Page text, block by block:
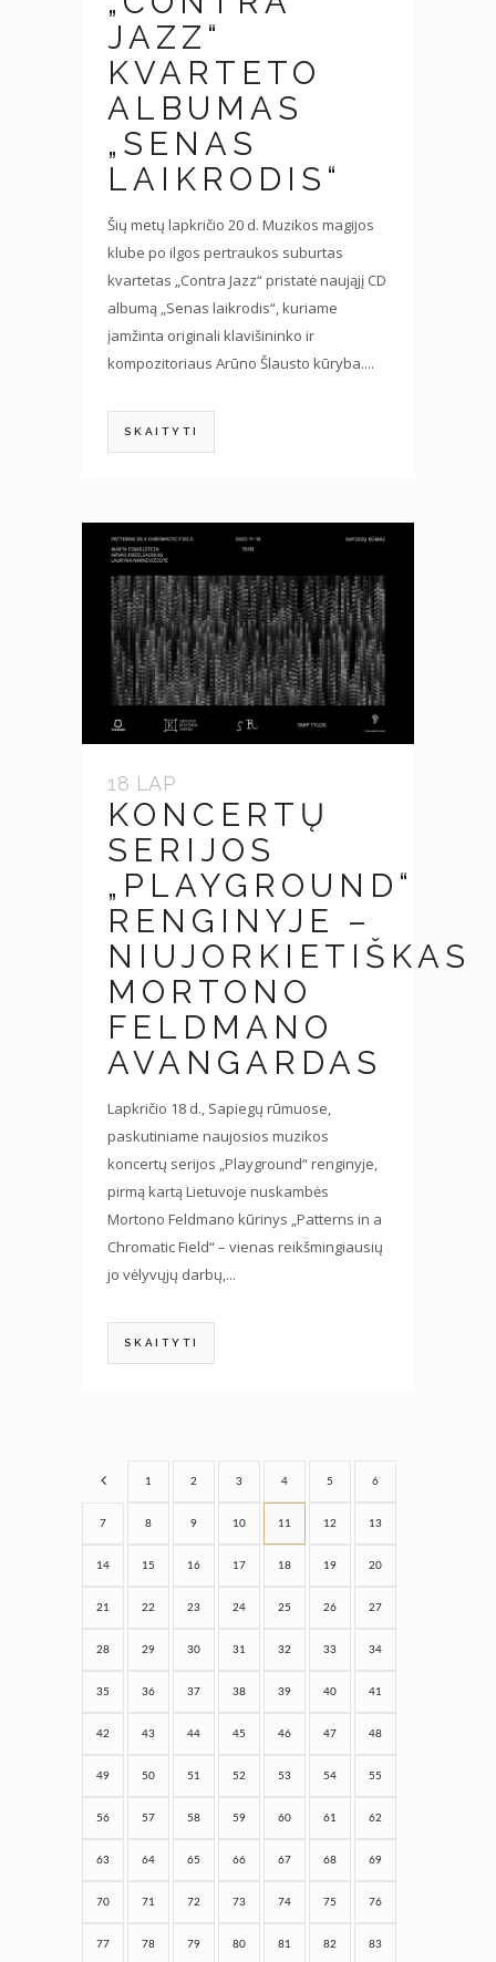
JAZZ“
KVARTETO
ALBUMAS
„SENAS
LAIKRODIS“
Šių metų lapkričio 20 d. Muzikos magijos
klube po ilgos pertraukos suburtas
kvartetas „Contra Jazz“ pristatė naująjį CD
albumą „Senas laikrodis“, kuriame
įamžinta originali klavišininko ir
kompozitoriaus Arūno Šlausto kūryba....
SKAITYTI
18 LAP
KONCERTŲ
SERIJOS
„PLAYGROUND“
RENGINYJE –
NIUJORKIETIŠKAS
MORTONO
FELDMANO
AVANGARDAS
Lapkričio 18 d., Sapiegų rūmuose,
paskutiniame naujosios muzikos
koncertų serijos „Playground“ renginyje,
pirmą kartą Lietuvoje nuskambės
Mortono Feldmano kūrinys „Patterns in a
Chromatic Field“ – vienas reikšmingiausių
jo vėlyvųjų darbų,...
SKAITYTI
1 2 3 4 5 6
7 8 9 10 11 12 13
14 15 16 17 18 19 20
21 22 23 24 25 26 27
28 29 30 31 32 33 34
35 36 37 38 39 40 41
42 43 44 45 46 47 48
49 50 51 52 53 54 55
56 57 58 59 60 61 62
63 64 65 66 67 68 69
70 71 72 73 74 75 76
77 78 79 80 81 82 83